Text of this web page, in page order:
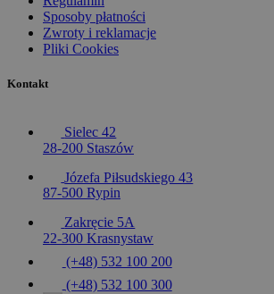
Sposoby płatności
Zwroty i reklamacje
Pliki Cookies
Kontakt
Sielec 42
28-200 Staszów
Józefa Piłsudskiego 43
87-500 Rypin
Zakręcie 5A
22-300 Krasnystaw
(+48) 532 100 200
(+48) 532 100 300